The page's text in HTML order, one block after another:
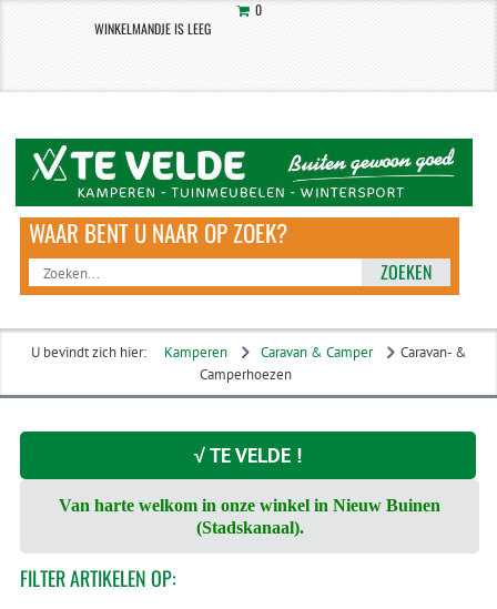
0
WINKELMANDJE IS LEEG
ZOEKEN
U bevindt zich hier: Kamperen Caravan & Camper
Caravan- &
Camperhoezen
√ TE VELDE !
Van harte welkom in onze winkel in Nieuw Buinen
(Stadskanaal).
FILTERARTIKELEN OP: